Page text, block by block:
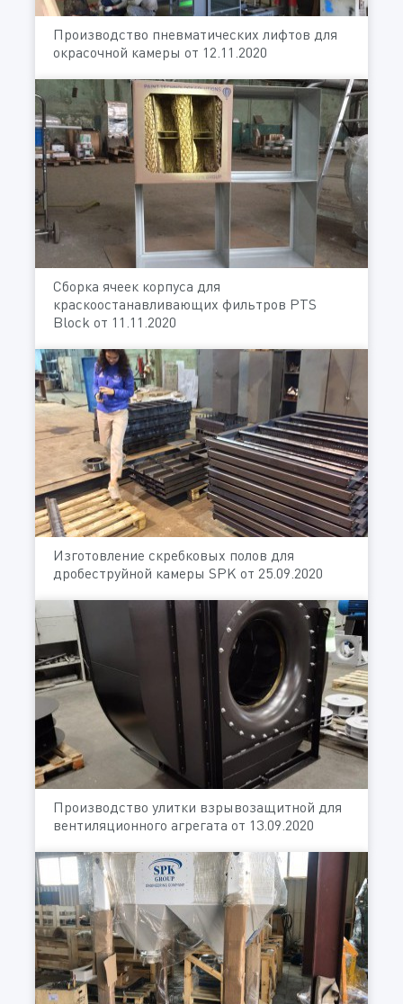
Производство пневматических лифтов для
окрасочной камеры от 12.11.2020
Сборка ячеек корпуса для
краскоостанавливающих фильтров PTS
Block от 11.11.2020
Изготовление скребковых полов для
дробеструйной камеры SPK от 25.09.2020
Производство улитки взрывозащитной для
вентиляционного агрегата от 13.09.2020